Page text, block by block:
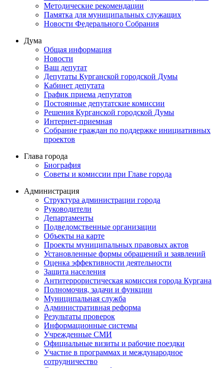
Методические рекомендации
Памятка для муниципальных служащих
Новости Федерального Cобрания
Дума
Общая информация
Новости
Ваш депутат
Депутаты Курганской городской Думы
Кабинет депутата
График приема депутатов
Постоянные депутатские комиссии
Решения Курганской городской Думы
Интернет-приемная
Собрание граждан по поддержке инициативных
проектов
Глава города
Биография
Советы и комиссии при Главе города
Администрация
Структура администрации города
Руководители
Департаменты
Подведомственные организации
Объекты на карте
Проекты муниципальных правовых актов
Установленные формы обращений и заявлений
Оценка эффективности деятельности
Защита населения
Антитеррористическая комиссия города Кургана
Полномочия, задачи и функции
Муниципальная служба
Административная реформа
Результаты проверок
Информационные системы
Учрежденные СМИ
Официальные визиты и рабочие поездки
Участие в программах и международное
сотрудничество